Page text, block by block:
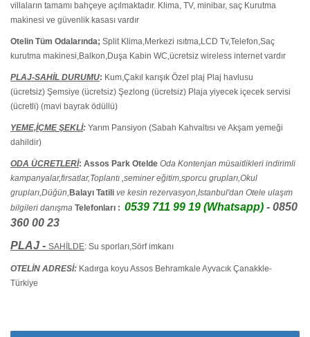
villaların tamamı bahçeye açılmaktadır. Klima, TV, minibar, saç Kurutma
makinesi ve güvenlik kasası vardır
Otelin Tüm Odalarında; Split Klima,Merkezi ısıtma,LCD Tv,Telefon,Saç
kurutma makinesi,Balkon,Duşa Kabin WC,ücretsiz wireless internet vardır
PLAJ-SAHİL DURUMU: Kum,Çakıl karışık Özel plaj Plaj havlusu
(ücretsiz) Şemsiye (ücretsiz) Şezlong (ücretsiz) Plaja yiyecek içecek servisi
(ücretli) (mavi bayrak ödüllü)
YEME,İÇME ŞEKLİ: Yarım Pansiyon (Sabah Kahvaltısı ve Akşam yemeği
dahildir)
ODA ÜCRETLERİ: Assos Park Otelde Oda Kontenjan müsaitlikleri indirimli
kampanyalar,firsatlar,Toplantı ,seminer eğitim,sporcu grupları,Okul
grupları,Düğün, Balayı Tatili ve kesin rezervasyon,Istanbul'dan Otele ulaşım
bilgileri danışma Telefonları : 0539 711 99 19 (Whatsapp) - 0850
360 00 23
PLAJ - SAHİLDE: Su sporları,Sörf imkanı
OTELİN ADRESİ: Kadırga koyu Assos Behramkale Ayvacık Çanakkle-
Türkiye